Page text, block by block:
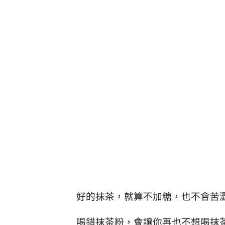
好的抹茶，就算不加糖，也不會苦
喝錯抹茶粉，會讓你再也不想喝抹